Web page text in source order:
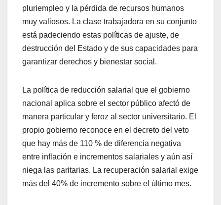
pluriempleo y la pérdida de recursos humanos
muy valiosos. La clase trabajadora en su conjunto
está padeciendo estas políticas de ajuste, de
destrucción del Estado y de sus capacidades para
garantizar derechos y bienestar social.
La política de reducción salarial que el gobierno
nacional aplica sobre el sector público afectó de
manera particular y feroz al sector universitario. El
propio gobierno reconoce en el decreto del veto
que hay más de 110 % de diferencia negativa
entre inflación e incrementos salariales y aún así
niega las paritarias. La recuperación salarial exige
más del 40% de incremento sobre el último mes.